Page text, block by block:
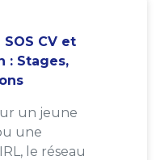
CV et
: Stages,
un jeune
une
le réseau